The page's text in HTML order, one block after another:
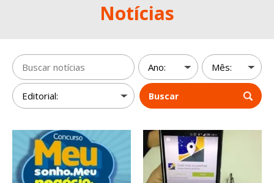
Notícias
Buscar